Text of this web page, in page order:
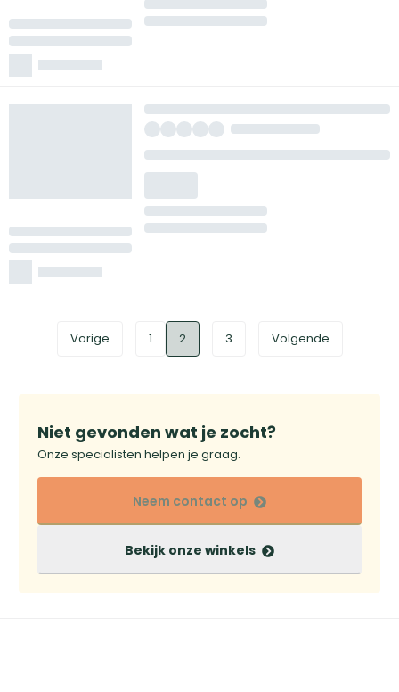
Vorige 1 2 3 Volgende
Niet gevonden wat je zocht?
Onze specialisten helpen je graag.
Neem contact op
Bekijk onze winkels